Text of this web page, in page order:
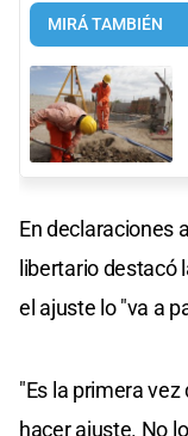
MIRÁ TAMBIÉN
En declaraciones
libertario destacó
el ajuste lo "va a
"Es la primera
hacer ajuste. No